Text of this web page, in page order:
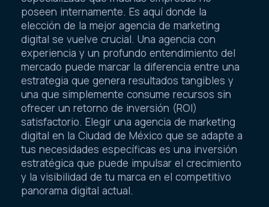
poseen internamente. Es aquí donde la
elección de la mejor agencia de marketing
digital se vuelve crucial. Una agencia con
experiencia y un profundo entendimiento del
mercado puede marcar la diferencia entre una
estrategia que genera resultados tangibles y
una que simplemente consume recursos sin
ofrecer un retorno de inversión (ROI)
satisfactorio. Elegir una agencia de marketing
digital en la Ciudad de México que se adapte a
tus necesidades específicas es una inversión
estratégica que puede impulsar el crecimiento
y la visibilidad de tu marca en el competitivo
panorama digital actual.